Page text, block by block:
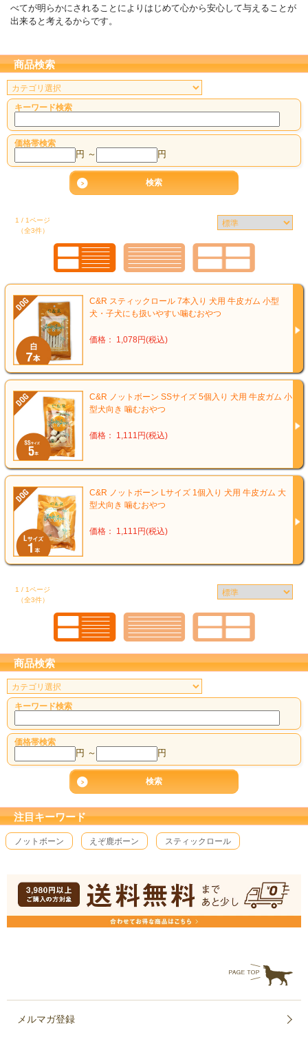
べてが明らかにされることによりはじめて心から安心して与えることが
出来ると考えるからです。
商品検索
キーワード検索
価格帯検索
円 ～ 円
1 / 1ページ
（全3件）
C&R スティックロール 7本入り 犬用 牛皮ガム 小型
犬・子犬にも扱いやすい噛むおやつ
価格： 1,078円(税込)
C&R ノットボーン SSサイズ 5個入り 犬用 牛皮ガム 小
型犬向き 噛むおやつ
価格： 1,111円(税込)
C&R ノットボーン Lサイズ 1個入り 犬用 牛皮ガム 大
型犬向き 噛むおやつ
価格： 1,111円(税込)
1 / 1ページ
（全3件）
商品検索
キーワード検索
価格帯検索
円 ～ 円
注目キーワード
ノットボーン えぞ鹿ボーン スティックロール
メルマガ登録